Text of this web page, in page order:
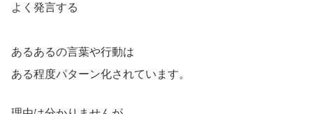
よく発言する
あるあるの言葉や行動は
ある程度パターン化されています。